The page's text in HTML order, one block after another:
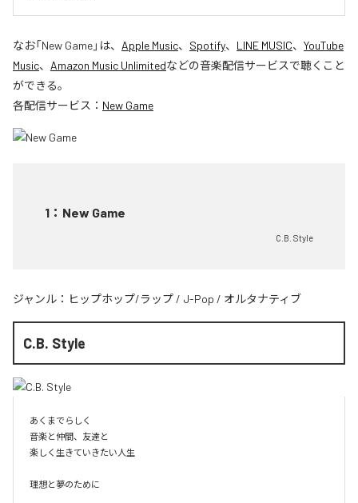
なお「New Game」は、 Apple Music、 Spotify、 LINE MUSIC、 YouTube
Music、 Amazon Music Unlimitedなどの音楽配信サービスで聴くこと
ができる。
各配信サービス： New Game
1 ： New Game
C.B. Style
ジャンル： ヒップホップ/ラップ / J-Pop / オルタナティブ
C.B. Style
あくまでらしく
音楽と仲間、友達と
楽しく生きていきたい人生
理想と夢のために